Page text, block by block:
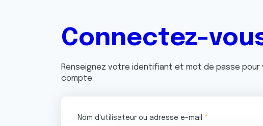
Connectez-
Renseignez votre identifiant et mot de passe
compte.
Nom d'utilisateur ou adresse e-mail